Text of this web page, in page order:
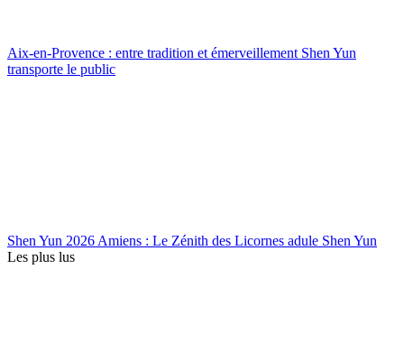
Aix-en-Provence : entre tradition et émerveillement Shen Yun
transporte le public
Shen Yun 2026 Amiens : Le Zénith des Licornes adule Shen Yun
Les plus lus